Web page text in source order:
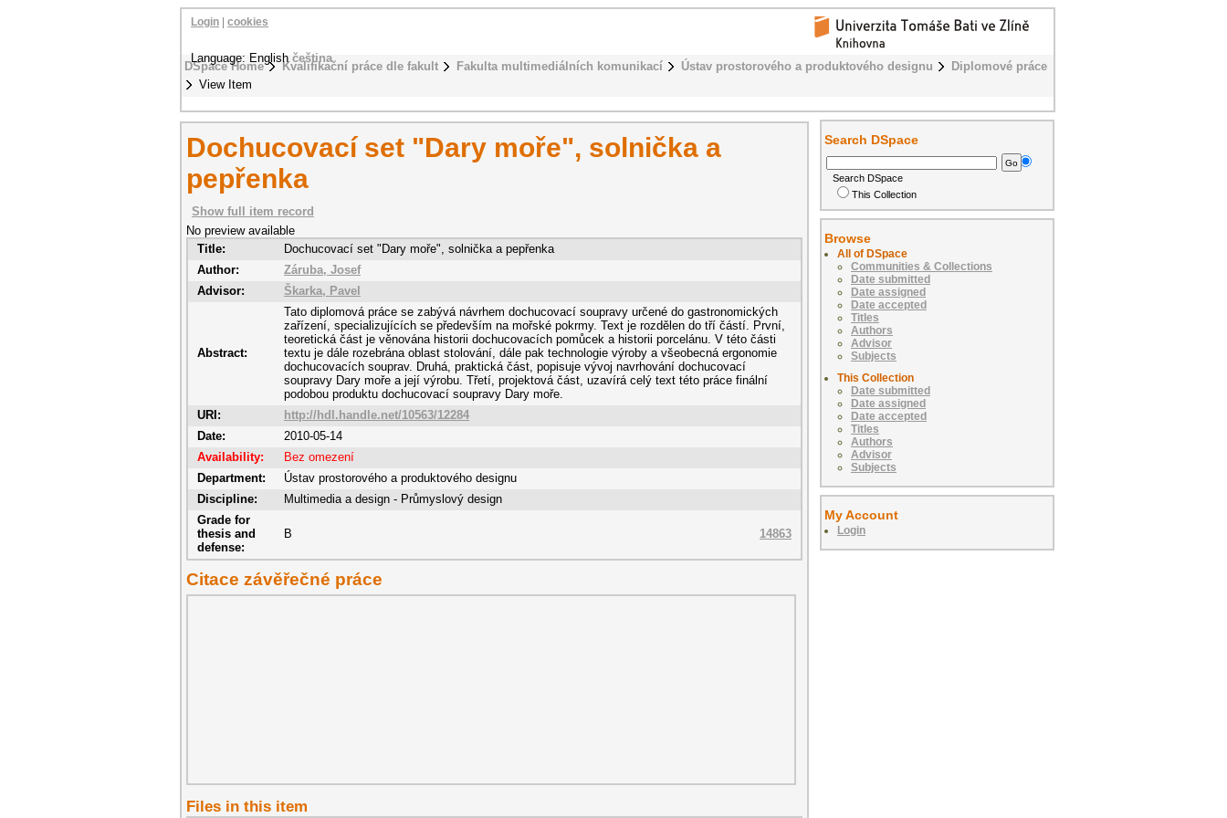
DSpace Home Kvalifikační práce dle fakult Fakulta multimediálních komunikací Ústav prostorového a produktového designu
Diplomové práce
View Item
Login cookies
Language: Englishčeština
Dochucovací set "Dary moře", solnička a
pepřenka
Show full item record
No preview available
Title:
Dochucovací set "Dary moře", solnička a pepřenka
Author:
Záruba, Josef
Advisor:
Škarka, Pavel
Abstract:
Tato diplomová práce se zabývá návrhem dochucovací soupravy určené do gastronomických
zařízení, specializujících se především na mořské pokrmy. Text je rozdělen do tří částí. První,
teoretická část je věnována historii dochucovacích pomůcek a historii porcelánu. V této části
textu je dále rozebrána oblast stolování, dále pak technologie výroby a všeobecná ergonomie
dochucovacích souprav. Druhá, praktická část, popisuje vývoj navrhování dochucovací
soupravy Dary moře a její výrobu. Třetí, projektová část, uzavírá celý text této práce finální
podobou produktu dochucovací soupravy Dary moře.
URI:
http://hdl.handle.net/10563/12284
Date:
2010-05-14
Availability:
Bez omezení
Department:
Ústav prostorového a produktového designu
Discipline:
Multimedia a design - Průmyslový design
Grade for
thesis and
defense:
B 14863
Citace závěřečné práce
Files in this item
Search DSpace
Search DSpace
This Collection
Browse
All of DSpace
Communities & Collections
Date submitted
Date assigned
Date accepted
Titles
Authors
Advisor
Subjects
This Collection
Date submitted
Date assigned
Date accepted
Titles
Authors
Advisor
Subjects
My Account
Login